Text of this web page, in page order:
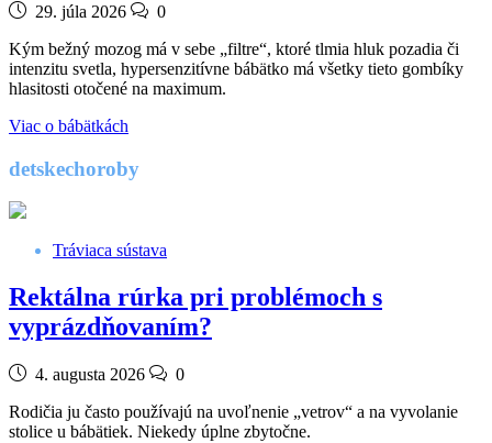
29. júla 2026
0
Kým bežný mozog má v sebe „filtre“, ktoré tlmia hluk pozadia či
intenzitu svetla, hypersenzitívne bábätko má všetky tieto gombíky
hlasitosti otočené na maximum.
Viac o bábätkách
detskechoroby
Tráviaca sústava
Rektálna rúrka pri problémoch s
vyprázdňovaním?
4. augusta 2026
0
Rodičia ju často používajú na uvoľnenie „vetrov“ a na vyvolanie
stolice u bábätiek. Niekedy úplne zbytočne.